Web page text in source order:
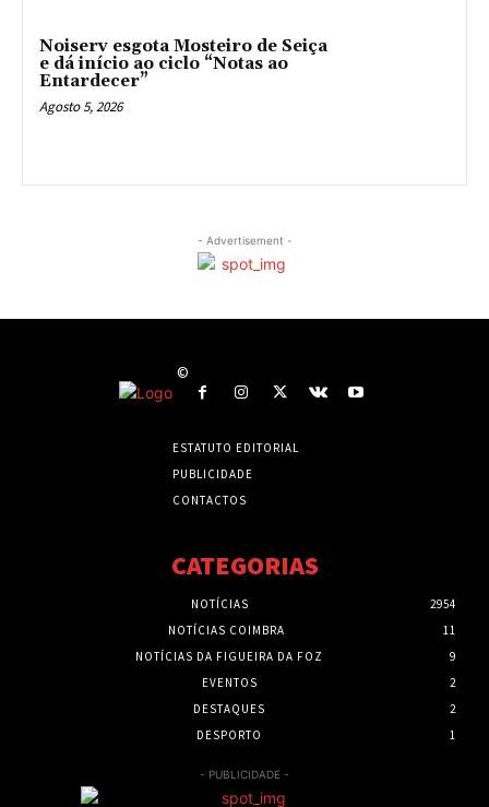
Noiserv esgota Mosteiro de Seiça
e dá início ao ciclo “Notas ao
Entardecer”
Agosto 5, 2026
- Advertisement -
©
ESTATUTO EDITORIAL
PUBLICIDADE
CONTACTOS
CATEGORIAS
NOTÍCIAS
2954
NOTÍCIAS COIMBRA
11
NOTÍCIAS DA FIGUEIRA DA FOZ
9
EVENTOS
2
DESTAQUES
2
DESPORTO
1
- PUBLICIDADE -